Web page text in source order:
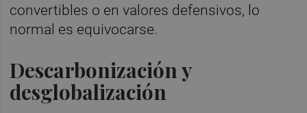
convertibles o en valores defensivos, lo
normal es equivocarse.
Descarbonización y
desglobalización